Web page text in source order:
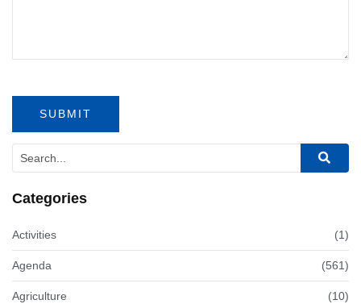
Categories
Activities (1)
Agenda (561)
Agriculture (10)